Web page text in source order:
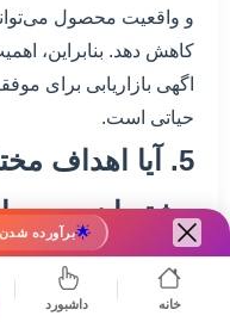
🌟برآورده شدن
خانه داشبورد
و واقعیت محصول
کاهش دهد. بنابراین،
اگهی بازاریابی برای
حیاتی است.
5. آیا اهداف
مشتریان جدید
روش‌های مختلف
بازاریابی دارند؟